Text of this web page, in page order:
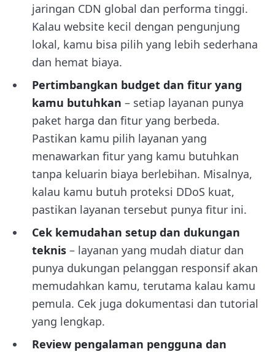
jaringan CDN global dan performa tinggi.
Kalau website kecil dengan pengunjung
lokal, kamu bisa pilih yang lebih sederhana
dan hemat biaya.
Pertimbangkan budget dan fitur yang
kamu butuhkan – setiap layanan punya
paket harga dan fitur yang berbeda.
Pastikan kamu pilih layanan yang
menawarkan fitur yang kamu butuhkan
tanpa keluarin biaya berlebihan. Misalnya,
kalau kamu butuh proteksi DDoS kuat,
pastikan layanan tersebut punya fitur ini.
Cek kemudahan setup dan dukungan
teknis – layanan yang mudah diatur dan
punya dukungan pelanggan responsif akan
memudahkan kamu, terutama kalau kamu
pemula. Cek juga dokumentasi dan tutorial
yang lengkap.
Review pengalaman pengguna dan